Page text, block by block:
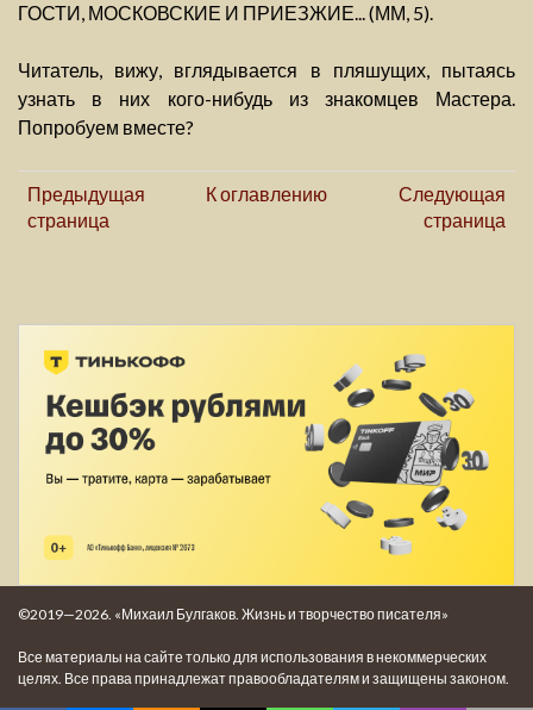
ГОСТИ, МОСКОВСКИЕ И ПРИЕЗЖИЕ... (ММ, 5).
Читатель, вижу, вглядывается в пляшущих, пытаясь
узнать в них кого-нибудь из знакомцев Мастера.
Попробуем вместе?
Предыдущая
страница
К оглавлению
Следующая
страница
©2019—2026. «Михаил Булгаков. Жизнь и творчество писателя»
Все материалы на сайте только для использования в некоммерческих
целях. Все права принадлежат правообладателям и защищены законом.